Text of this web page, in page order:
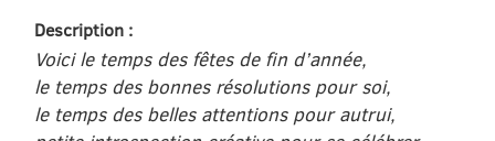
Description :
Voici le temps des fêtes de fin d’année,
le temps des bonnes résolutions pour soi,
le temps des belles attentions pour autrui,